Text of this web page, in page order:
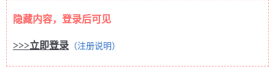
隐藏内容，登录后可见
>>>立即登录 （注册说明）